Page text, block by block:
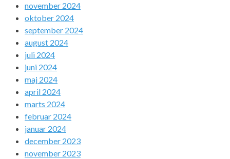
november 2024
oktober 2024
september 2024
august 2024
juli 2024
juni 2024
maj 2024
april 2024
marts 2024
februar 2024
januar 2024
december 2023
november 2023